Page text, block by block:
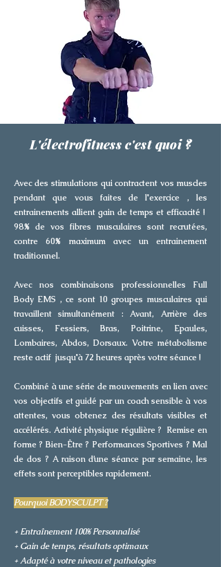
L'électrofitness c'est quoi ?
Avec des stimulations qui contractent vos muscles
pendant que vous faites de l'exercice , les
entrainements allient gain de temps et efficacité !
98% de vos fibres musculaires sont recrutées,
contre 60% maximum avec un entrainement
traditionnel.
Avec nos combinaisons professionnelles Full
Body EMS , ce sont 10 groupes musculaires qui
travaillentsimultanément : Avant, Arrière des
cuisses, Fessiers, Bras, Poitrine, Epaules,
Lombaires, Abdos, Dorsaux. Votre métabolisme
reste actif jusqu'à 72 heures après votre séance !
Combiné à une série de mouvements en lien avec
vos objectifs et guidé par un coach sensible à vos
attentes, vous obtenez des résultats visibles et
accélérés. Activité physique régulière ? Remise en
forme ? Bien-Être ? Performances Sportives ? Mal
de dos ? A raison d’une séance par semaine, les
effets sont perceptibles rapidement.
Pourquoi BODYSCULPT ?
+ Entraînement 100% Personnalisé
+ Gain de temps, résultats optimaux
+ Adapté à votre niveau et pathologies